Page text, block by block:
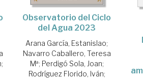
;
Observatorio del Ciclo
del Agua 2023
Arana García, Estanislao;
Navarro Caballero, Teresa
Mª; Perdigó Sola, Joan;
Rodríguez Florido, Iván;